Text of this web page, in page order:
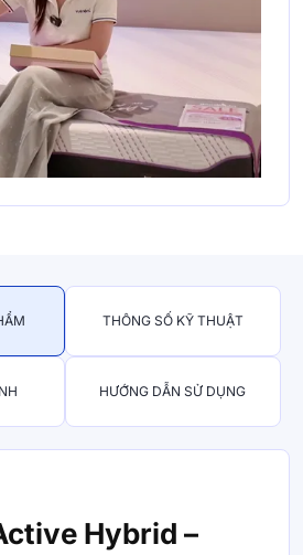
THÔNG SỐ KỸ THUẬT
HƯỚNG DẪN SỬ DỤNG
Hybrid –